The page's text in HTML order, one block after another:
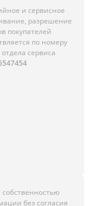
и сервисное
разрешение
покупателей
по номеру
сервиса
без согласия